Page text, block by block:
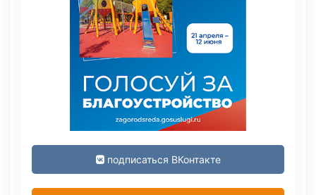
подписаться ВКонтакте